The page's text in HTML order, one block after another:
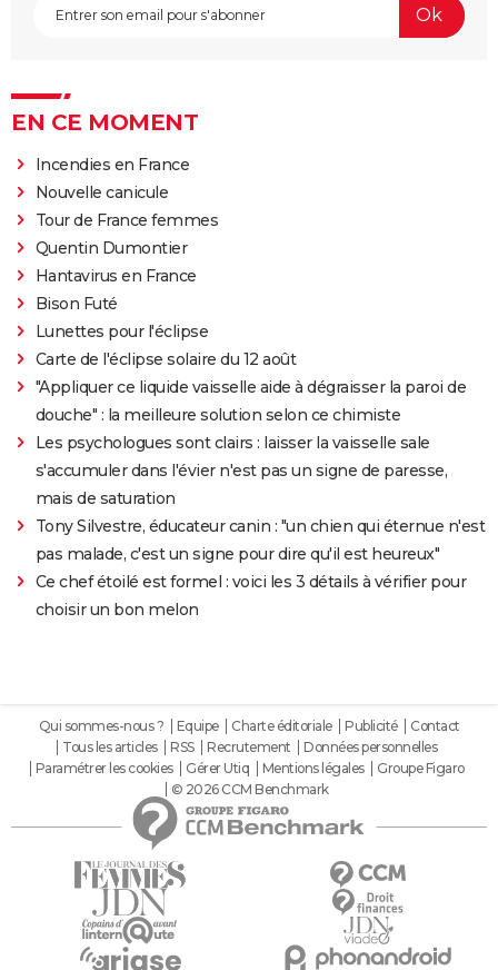
EN CE MOMENT
Incendies en France
Nouvelle canicule
Tour de France femmes
Quentin Dumontier
Hantavirus en France
Bison Futé
Lunettes pour l'éclipse
Carte de l'éclipse solaire du 12 août
"Appliquer ce liquide vaisselle aide à dégraisser la paroi de
douche" : la meilleure solution selon ce chimiste
Les psychologues sont clairs : laisser la vaisselle sale
s'accumuler dans l'évier n'est pas un signe de paresse,
mais de saturation
Tony Silvestre, éducateur canin : "un chien qui éternue n'est
pas malade, c'est un signe pour dire qu'il est heureux"
Ce chef étoilé est formel : voici les 3 détails à vérifier pour
choisir un bon melon
Qui sommes-nous ? Equipe Charte éditoriale Publicité
Contact
Tous les articles
RSS Recrutement
Données personnelles
Paramétrer les cookies
Gérer Utiq Mentions légales
Groupe Figaro
© 2026 CCM Benchmark